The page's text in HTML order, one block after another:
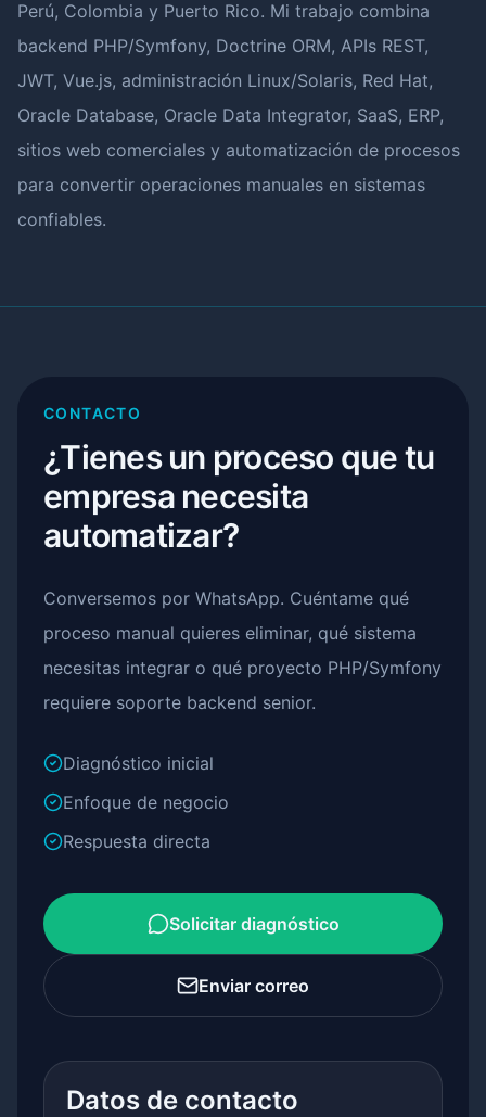
Perú, Colombia y Puerto Rico. Mi trabajo combina
backend PHP/Symfony, Doctrine ORM, APIs REST,
JWT, Vue.js, administración Linux/Solaris, Red Hat,
Oracle Database, Oracle Data Integrator, SaaS, ERP,
sitios web comerciales y automatización de procesos
para convertir operaciones manuales en sistemas
confiables.
CONTACTO
¿Tienes un proceso que tu
empresa necesita
automatizar?
Conversemos por WhatsApp. Cuéntame qué
proceso manual quieres eliminar, qué sistema
necesitas integrar o qué proyecto PHP/Symfony
requiere soporte backend senior.
Diagnóstico inicial
Enfoque de negocio
Respuesta directa
Solicitar diagnóstico
Enviar correo
Datos de contacto